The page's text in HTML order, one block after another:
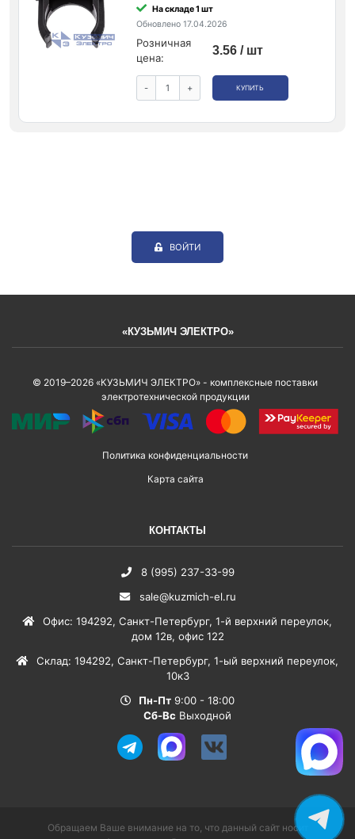
На складе 1 шт
Обновлено 17.04.2026
Розничная
цена:
3.56 / шт
- + КУПИТЬ
ВОЙТИ
«КУЗЬМИЧ ЭЛЕКТРО»
© 2019–2026 «КУЗЬМИЧ ЭЛЕКТРО» - комплексные поставки
электротехнической продукции
Политика конфиденциальности
Карта сайта
КОНТАКТЫ
8 (995) 237-33-99
sale@kuzmich-el.ru
Офис: 194292, Санкт-Петербург, 1-й верхний переулок,
дом 12в, офис 122
Склад: 194292, Санкт-Петербург, 1-ый верхний переулок,
10к3
Пн-Пт 9:00 - 18:00
Сб-Вс Выходной
Обращаем Ваше внимание на то, что данный сайт носит